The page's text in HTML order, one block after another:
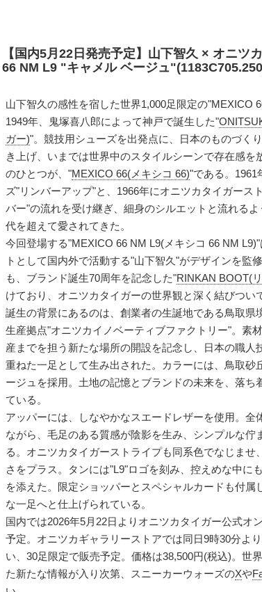
【国内5月22日発売予定】山下智久 × オニツ
66 NM L9 "キャメル ベージュ
山下智久の感性を宿した世界1,000足限定の"MEXICO
1949年、鬼塚喜八郎によって神戸で誕生した"
ガー)"。競技用シューズを出発点に、日本のものづく
き上げ、いまでは世界中のスタイルシーンで存在感を
のひとつが、"MEXICO 66(メキシコ 66)"である。1961
ズ"リンバーアップ"と、1966年にオニツカタイガース
バー"の流れを受け継ぎ、細身のシルエットと流れる
代を超えて愛されてきた。
今回登場する"MEXICO 66 NM L9(メキシコ 66 NM
トとして国内外で活動する"山下智久"がデザインを監
も、ブランド誕生70周年を記念した"RINKAN BOOT(
けており、オニツカタイガーの世界観と深く結びつい
誕生の背景にあるのは、創業者の生誕地である鳥取県
生産拠点"オニツカイノベーティブファクトリー"。素
産までを担う新たな場所の開設を記念し、日本の職人
重ねた一足として生み出された。カラーには、鳥取砂
ージュを採用。土地の記憶とブランドの未来を、落ち
ている。
アッパーには、しなやかなスエードレザーを使用。全
ながら、毛足のある質感が陰影を生み、シンプルな佇
る。オニツカタイガーストライプも同系色でなじませ
さをプラス。タンには"L9"ロゴを刻み、控えめな中に
を添えた。限定ショッパーとスペシャルカードも付属
な一足へと仕上げられている。
国内では2026年5月22日よりオニツカタイガー公式オ
予定。オニツカギャラリーストアでは同日9時30分よ
い、30足限定で販売予定。価格は38,500円(税込)。世
た新たな情報が入り次第、スニーカーウォーズのXや